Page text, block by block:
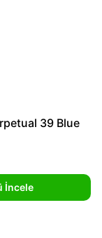
39 Blue
İncele